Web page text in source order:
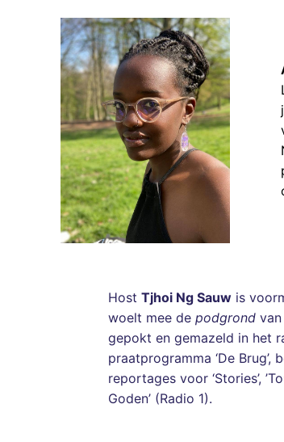
HostTjhoi Ng Sauw is
woelt mee de podgrond
gepokt en gemazeld in het
praatprogramma ‘De Brug’,
reportages voor ‘Stories’,
Goden’ (Radio 1).